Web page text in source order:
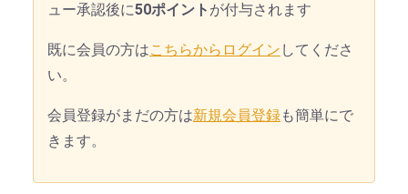
ュー承認後に50ポイント が付与されます
既に会員の方はこちらからログイン してくださ
い。
会員登録がまだの方は新規会員登録も簡単にで
きます。